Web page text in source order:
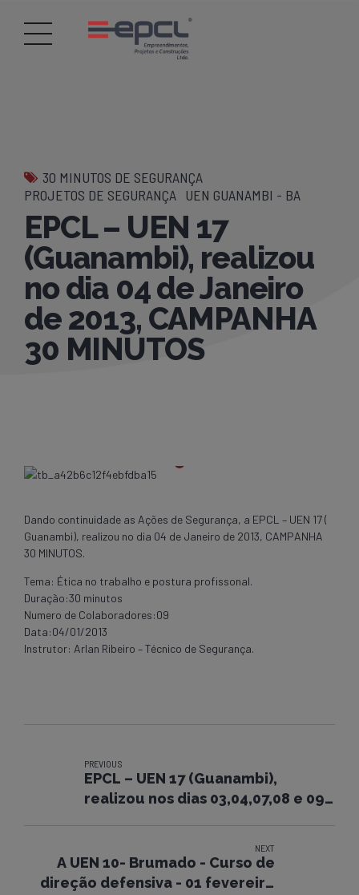
30 MINUTOS DE SEGURANÇA
PROJETOS DE SEGURANÇA UEN GUANAMBI - BA
EPCL – UEN 17
(Guanambi), realizou
no dia 04 de Janeiro
de 2013, CAMPANHA
30 MINUTOS
Dando continuidade as Ações de Segurança, a EPCL – UEN 17 (
Guanambi), realizou no dia 04 de Janeiro de 2013, CAMPANHA
30 MINUTOS.
Tema: Ética no trabalho e postura profissonal.
Duração:30 minutos
Numero de Colaboradores:09
Data:04/01/2013
Instrutor: Arlan Ribeiro – Técnico de Segurança.
PREVIOUS
EPCL – UEN 17 (Guanambi),
realizou nos dias 03,04,07,08 e 09
NEXT
A UEN 10- Brumado - Curso de
direção defensiva - 01 fevereiro